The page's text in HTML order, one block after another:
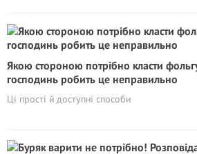
Якою стороною потрібно класти
господинь робить це неправильно
Ці прості й доступні способи